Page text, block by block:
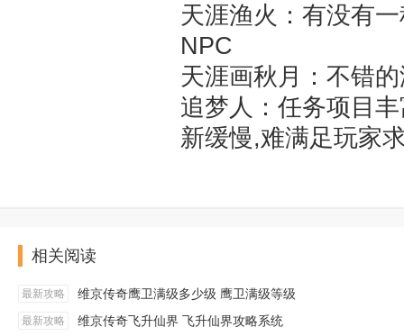
天涯渔火：有没有
NPC
天涯画秋月：不错
追梦人：任务项目
新缓慢,难满足玩家
相关阅读
最新攻略 维京传奇鹰卫满级多少级 鹰卫满级等级
最新攻略 维京传奇飞升仙界 飞升仙界攻略系统